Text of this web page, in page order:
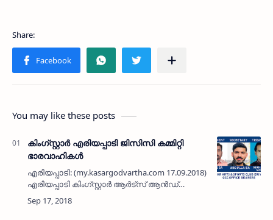
You may like these posts
കിംഗ്സ്റ്റാര്‍ എരിയപ്പാടി ജിസിസി കമ്മിറ്റി
ഭാരവാഹികള്‍
എരിയപ്പാടി: (my.kasargodvartha.com 17.09.2018)
എരിയപ്പാടി കിംഗ്സ്റ്റാര്‍ ആര്‍ട്‌സ് ആന്‍ഡ്
സ്‌പോര്‍ട്‌സ് ക്ലബ്ബിന്റെ 2018-19 വര്‍ഷത്തേക്കുള്ള
ജിസിസി കമ്മിറ്റി ഭാരവാഹികളെ തെരഞ്ഞെടുത…